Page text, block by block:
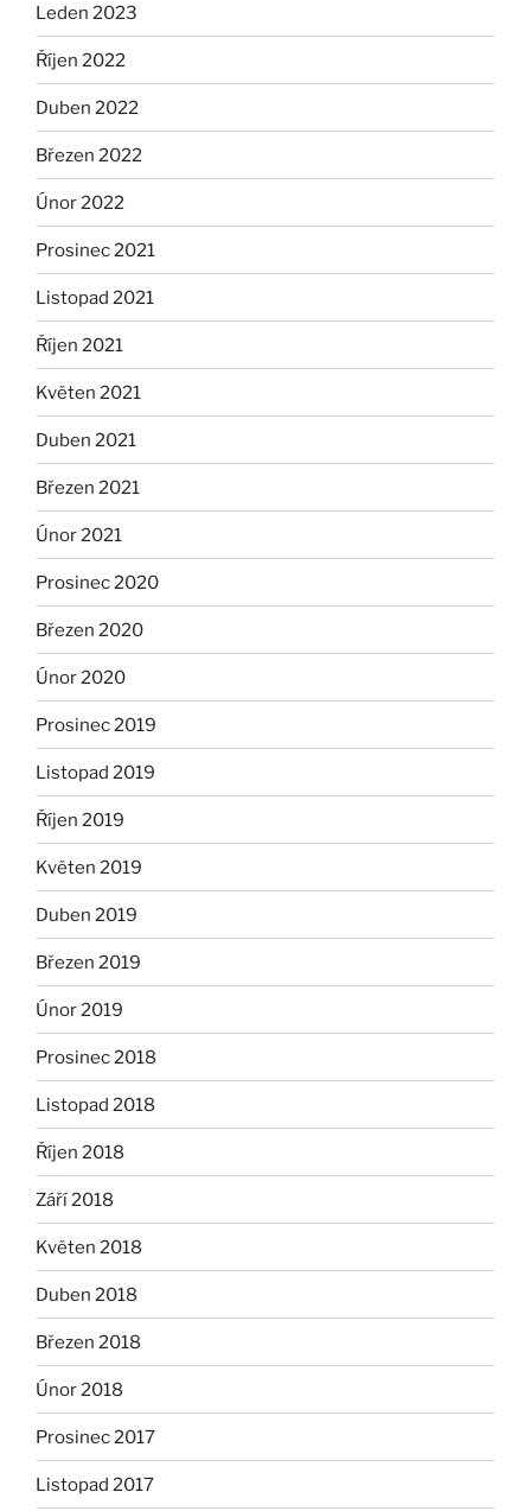
Leden 2023
Říjen 2022
Duben 2022
Březen 2022
Únor 2022
Prosinec 2021
Listopad 2021
Říjen 2021
Květen 2021
Duben 2021
Březen 2021
Únor 2021
Prosinec 2020
Březen 2020
Únor 2020
Prosinec 2019
Listopad 2019
Říjen 2019
Květen 2019
Duben 2019
Březen 2019
Únor 2019
Prosinec 2018
Listopad 2018
Říjen 2018
Září 2018
Květen 2018
Duben 2018
Březen 2018
Únor 2018
Prosinec 2017
Listopad 2017